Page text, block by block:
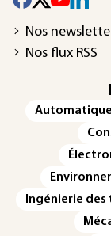
Nos
Nos flux RSS
Ingénierie